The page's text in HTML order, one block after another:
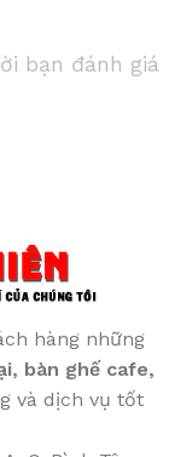
bạn đánh giá
hàng những
, bàn ghế cafe,
và dịch vụ tốt